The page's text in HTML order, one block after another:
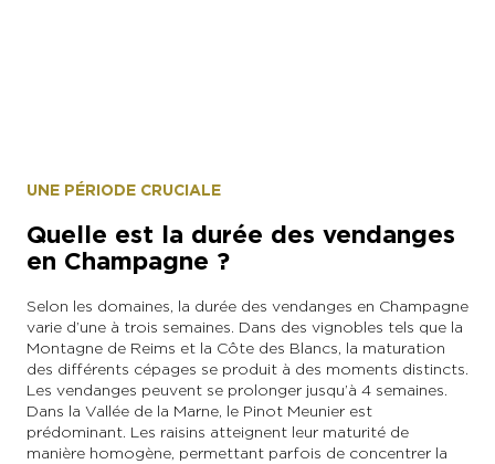
UNE PÉRIODE CRUCIALE
Quelle est la durée des vendanges
en Champagne ?
Selon les domaines, la durée des vendanges en Champagne
varie d’une à trois semaines. Dans des vignobles tels que la
Montagne de Reims et la Côte des Blancs, la maturation
des différents cépages se produit à des moments distincts.
Les vendanges peuvent se prolonger jusqu’à 4 semaines.
Dans la Vallée de la Marne, le Pinot Meunier est
prédominant. Les raisins atteignent leur maturité de
manière homogène, permettant parfois de concentrer la